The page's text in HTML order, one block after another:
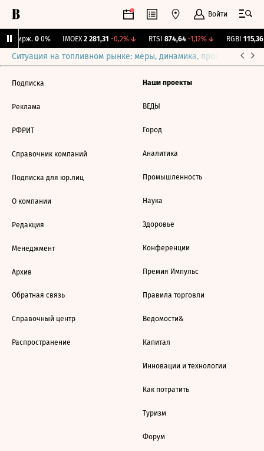
Войти
Бирж. 0 0% IMOEX 2 281,31 -0,2%↓ RTSI 874,64 -1,12%↓ RGBI 115,36
Ситуация на топливном рынке: меры, динамика, прогнозы
Подписка
Реклама
РФРИТ
Справочник компаний
Подписка для юр.лиц
О компании
Редакция
Менеджмент
Архив
Обратная связь
Справочный центр
Распространение
Наши проекты
ВЕДЫ
Город
Аналитика
Промышленность
Наука
Здоровье
Конференции
Премия Импульс
Правила торговли
Ведомости&
Капитал
Инновации и технологии
Как потратить
Туризм
Форум